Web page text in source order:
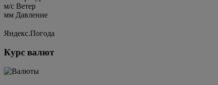
м/c Ветер
мм Давление
Яндекс.Погода
Курс валют